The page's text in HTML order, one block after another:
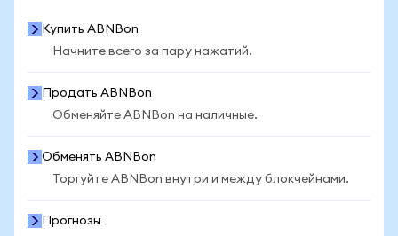
Купить ABNBon
Начните всего за пару нажатий.
Продать ABNBon
Обменяйте ABNBon на наличные.
Обменять ABNBon
Торгуйте ABNBon внутри и между блокчейнами.
Прогнозы